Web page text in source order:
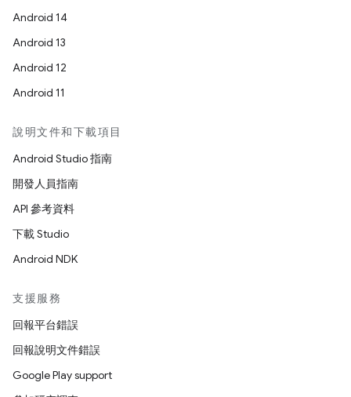
Android 14
Android 13
Android 12
Android 11
說明文件和下載項目
Android Studio 指南
開發人員指南
API 參考資料
下載 Studio
Android NDK
支援服務
回報平台錯誤
回報說明文件錯誤
Google Play support